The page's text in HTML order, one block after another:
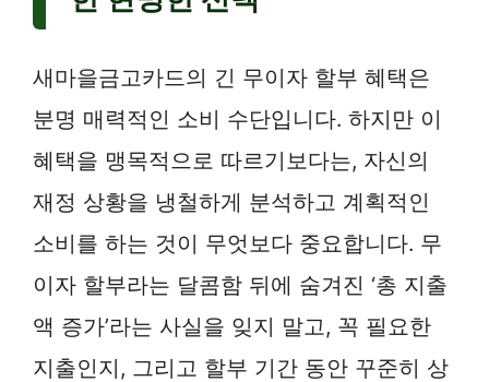
새마을금고카드의 긴 무이자 할부 혜택은
분명 매력적인 소비 수단입니다. 하지만 이
혜택을 맹목적으로 따르기보다는, 자신의
재정 상황을 냉철하게 분석하고 계획적인
소비를 하는 것이 무엇보다 중요합니다. 무
이자 할부라는 달콤함 뒤에 숨겨진 ‘총 지출
액 증가’라는 사실을 잊지 말고, 꼭 필요한
지출인지, 그리고 할부 기간 동안 꾸준히 상